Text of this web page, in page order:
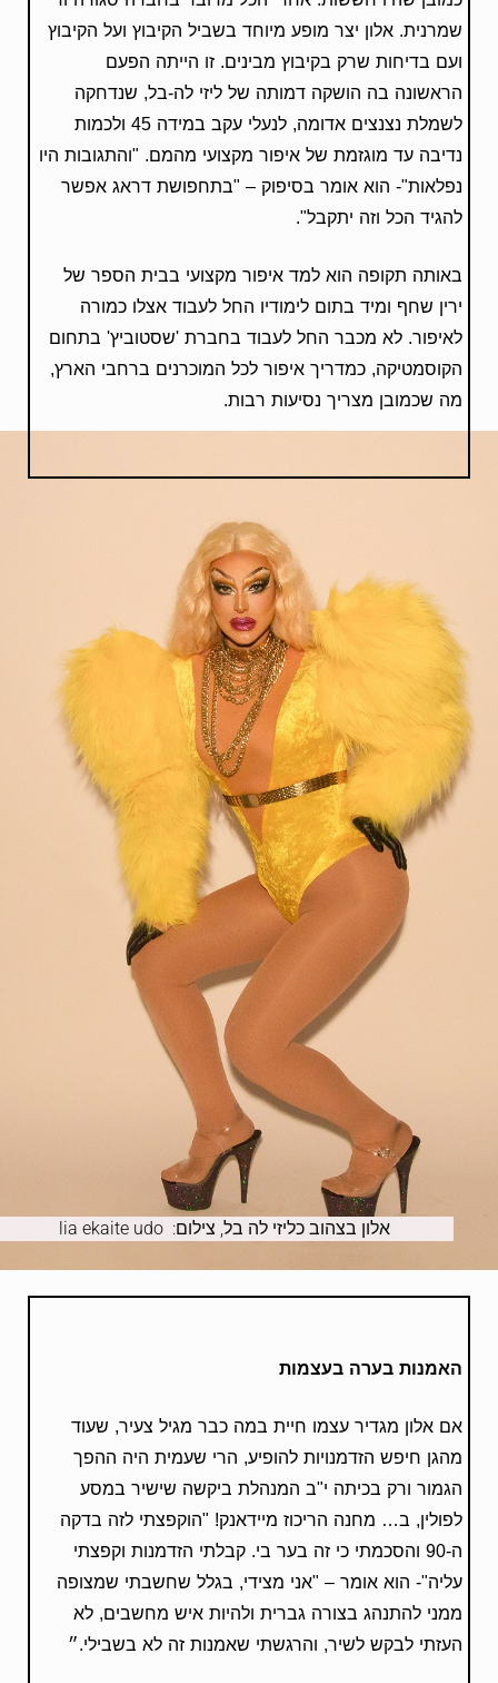
אלון בצהוב כליזי לה בל, צילום: lia ekaite udo
שמרנית. אלון יצר מופע מיוחד בשביל הקיבוץ ועל הקיבוץ
ועם בדיחות שרק בקיבוץ מבינים. זו הייתה הפעם
הראשונה בה הושקה דמותה של ליזי לה-בל, שנדחקה
לשמלת נצנצים אדומה, לנעלי עקב במידה 45 ולכמות
נדיבה עד מוגזמת של איפור מקצועי מהמם. "והתגובות היו
נפלאות"- הוא אומר בסיפוק – "בתחפושת דראג אפשר
להגיד הכל וזה יתקבל".
באותה תקופה הוא למד איפור מקצועי בבית הספר של
ירין שחף ומיד בתום לימודיו החל לעבוד אצלו כמורה
לאיפור. לא מכבר החל לעבוד בחברת 'שסטוביץ' בתחום
הקוסמטיקה, כמדריך איפור לכל המוכרנים ברחבי הארץ,
מה שכמובן מצריך נסיעות רבות.
האמנות בערה בעצמות
אם אלון מגדיר עצמו חיית במה כבר מגיל צעיר, שעוד
מהגן חיפש הזדמנויות להופיע, הרי שעמית היה ההפך
הגמור ורק בכיתה י"ב המנהלת ביקשה שישיר במסע
לפולין, ב… מחנה הריכוז מיידאנק! "הוקפצתי לזה בדקה
ה-90 והסכמתי כי זה בער בי. קבלתי הזדמנות וקפצתי
עליה"- הוא אומר – "אני מצידי, בגלל שחשבתי שמצופה
ממני להתנהג בצורה גברית ולהיות איש מחשבים, לא
העזתי לבקש לשיר, והרגשתי שאמנות זה לא בשבילי.״